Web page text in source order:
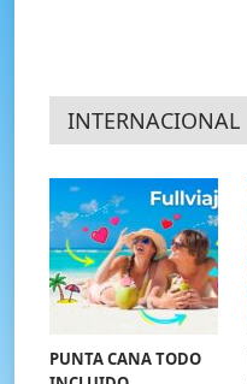
INTERNACIONAL
PUNTA CANA TODO